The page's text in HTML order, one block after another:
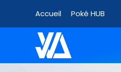
Accueil Poké HUB